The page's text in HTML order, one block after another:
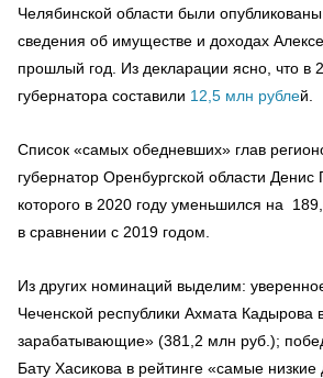
Челябинской области были
сведения об имуществе и доходах
прошлый год. Из декларации ясно, что в
губернатора составили 12,5 млн рублей.
Список «самых обедневших» глав
губернатор Оренбургской области Денис
которого в 2020 году уменьшился на
в сравнении с 2019 годом.
Из других номинаций выделим:
Чеченской республики Ахмата Кадырова
зарабатывающие» (381,2 млн руб.);
Бату Хасикова в рейтинге «самые